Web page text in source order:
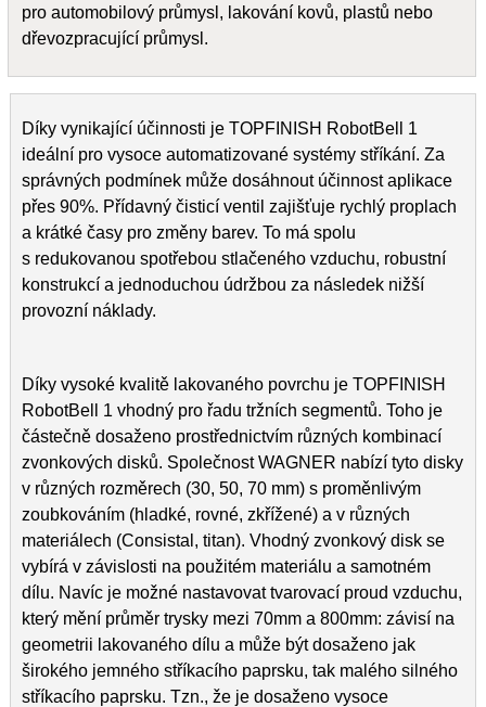
pro automobilový průmysl, lakování kovů, plastů nebo
dřevozpracující průmysl.
Díky vynikající účinnosti je TOPFINISH RobotBell 1
ideální pro vysoce automatizované systémy stříkání. Za
správných podmínek může dosáhnout účinnost aplikace
přes 90%. Přídavný čisticí ventil zajišťuje rychlý proplach
a krátké časy pro změny barev. To má spolu
s redukovanou spotřebou stlačeného vzduchu, robustní
konstrukcí a jednoduchou údržbou za následek nižší
provozní náklady.
Díky vysoké kvalitě lakovaného povrchu je TOPFINISH
RobotBell 1 vhodný pro řadu tržních segmentů. Toho je
částečně dosaženo prostřednictvím různých kombinací
zvonkových disků. Společnost WAGNER nabízí tyto disky
v různých rozměrech (30, 50, 70 mm) s proměnlivým
zoubkováním (hladké, rovné, zkřížené) a v různých
materiálech (Consistal, titan). Vhodný zvonkový disk se
vybírá v závislosti na použitém materiálu a samotném
dílu. Navíc je možné nastavovat tvarovací proud vzduchu,
který mění průměr trysky mezi 70mm a 800mm: závisí na
geometrii lakovaného dílu a může být dosaženo jak
širokého jemného stříkacího paprsku, tak malého silného
stříkacího paprsku. Tzn., že je dosaženo vysoce